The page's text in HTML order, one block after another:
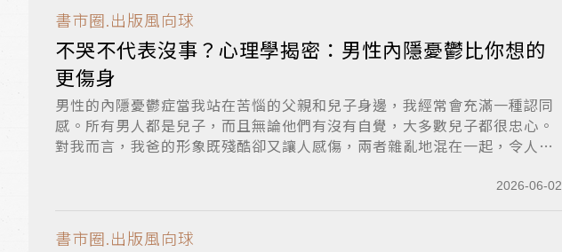
書市圈.出版風向球
不哭不代表沒事？心理學揭密：男性內隱憂鬱比你想的
更傷身
男性的內隱憂鬱症當我站在苦惱的父親和兒子身邊，我經常會充滿一種認同
感。所有男人都是兒子，而且無論他們有沒有自覺，大多數兒子都很忠心。
對我而言，我爸的形象既殘酷卻又讓人感傷，兩者雜亂地混在一起，令人
2026-06-02
書市圈.出版風向球